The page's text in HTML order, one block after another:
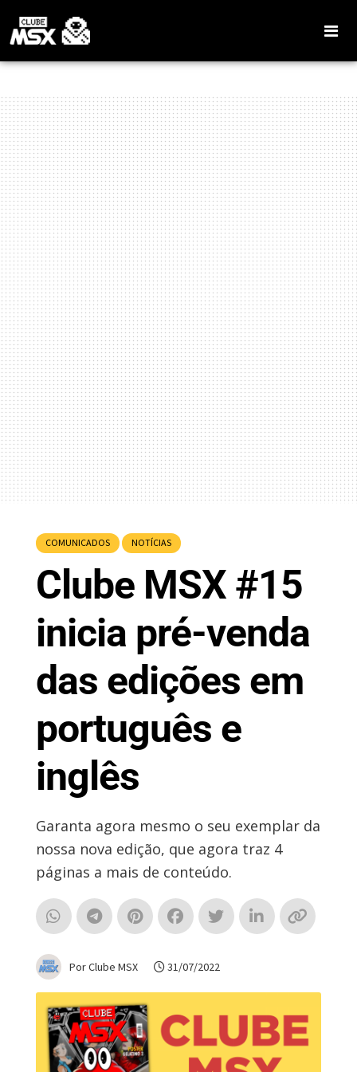
COMUNICADOS NOTÍCIAS
Clube MSX #15
inicia pré-venda
das edições em
português e
inglês
Garanta agora mesmo o seu exemplar da
nossa nova edição, que agora traz 4
páginas a mais de conteúdo.
Por Clube MSX 31/07/2022